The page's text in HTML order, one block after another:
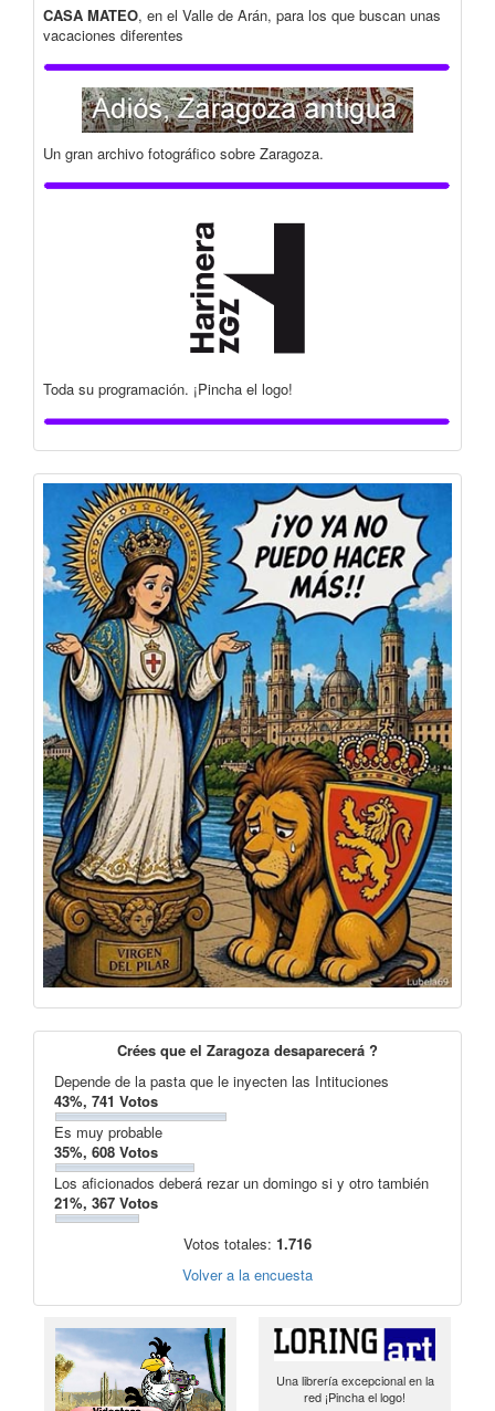
CASA MATEO, en el Valle de Arán, para los que buscan unas
vacaciones diferentes
Un gran archivo fotográfico sobre Zaragoza.
Toda su programación. ¡Pincha el logo!
Crées que el Zaragoza desaparecerá ?
Depende de la pasta que le inyecten las Intituciones
43%, 741 Votos
Es muy probable
35%, 608 Votos
Los aficionados deberá rezar un domingo si y otro también
21%, 367 Votos
Votos totales: 1.716
Volver a la encuesta
Una librería excepcional en la
red ¡Pincha el logo!